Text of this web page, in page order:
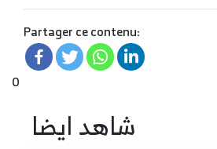
Partager ce contenu:
0
شاهد ايضا